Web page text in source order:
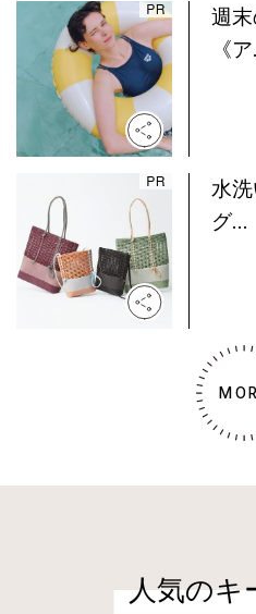
週
《
水
グ...
人気のキ